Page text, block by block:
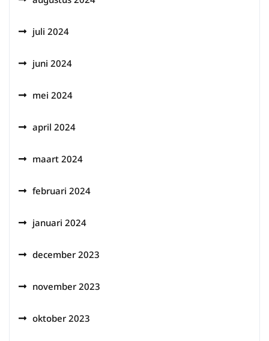
juli 2024
juni 2024
mei 2024
april 2024
maart 2024
februari 2024
januari 2024
december 2023
november 2023
oktober 2023